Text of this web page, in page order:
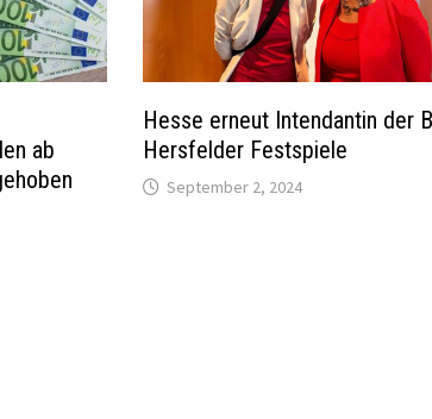
ab
Hesse erneut Intendantin der
Hersfelder Festspiele
September 2, 2024